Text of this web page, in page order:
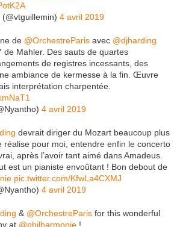
4 avril 2019
de @OrchestreParis avec @djharding
de Mahler. Des sauts de quartes
de registres incessants, des
ambiance de kermesse à la fin. Œuvre
interprétation charpentée.
4 avril 2019
devrait diriger du Mozart beaucoup plus
réalise pour moi, entendre enfin le concerto
après l’avoir tant aimé dans Amadeus.
est un pianiste envoûtant ! Bon debout de
pic.twitter.com/KfwLa4CXMJ
4 avril 2019
& @OrchestreParis for this wonderful
at @philharmonie !